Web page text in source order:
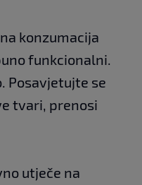
konzumacija
funkcionalni.
Posavjetujte se
tvari, prenosi
utječe na